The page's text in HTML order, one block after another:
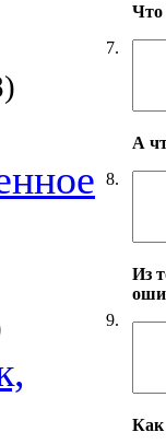
7.
Что
8.
А
9.
Из
Как